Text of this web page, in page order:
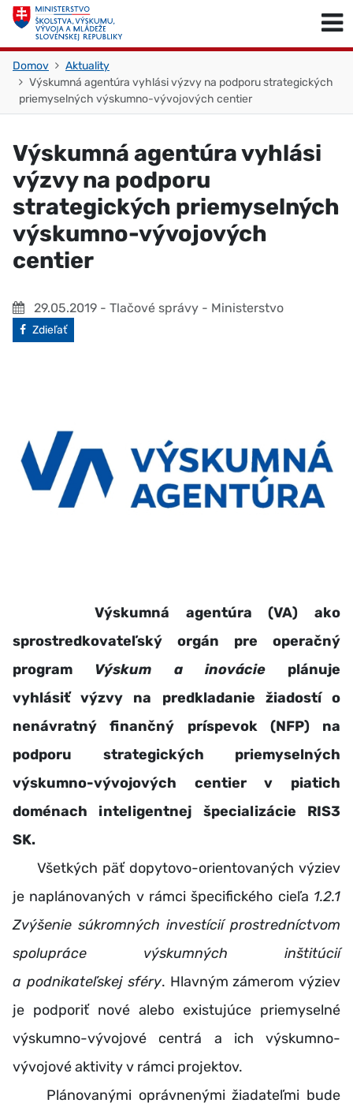
Skočiť na obsah
Domov
Aktuality
Výskumná agentúra vyhlási výzvy na podporu strategických
priemyselných výskumno-vývojových centier
Výskumná agentúra vyhlási
výzvy na podporu
strategických priemyselných
výskumno-vývojových
centier
29.05.2019 - Tlačové správy - Ministerstvo
Facebook
Zdieľať
Výskumná agentúra (VA) ako
sprostredkovateľský orgán pre operačný
program Výskum a inovácieplánuje
vyhlásiť výzvy na predkladanie žiadostí o
nenávratný finančný príspevok (NFP) na
podporu strategických priemyselných
výskumno-vývojových centier v piatich
doménach inteligentnej špecializácie RIS3
SK.
Všetkých päť dopytovo-orientovaných výziev
je naplánovaných v rámci špecifického cieľa 1.2.1
Zvýšenie súkromných investícií prostredníctvom
spolupráce výskumných inštitúcií
a podnikateľskej sféry. Hlavným zámerom výziev
je podporiť nové alebo existujúce priemyselné
výskumno-vývojové centrá a ich výskumno-
vývojové aktivity v rámci projektov.
Plánovanými oprávnenými žiadateľmi bude
Skočiť na začiatok stránky